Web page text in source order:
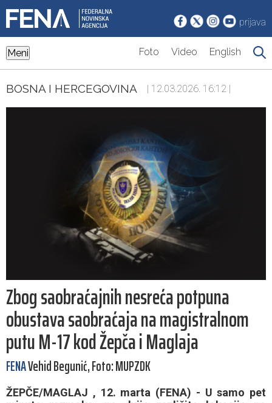
prijava
Meni Foto Video English
BOSNA I HERCEGOVINA | 12.03.2026. 16:12 |
Zbog saobraćajnih nesreća potpuna
obustava saobraćaja na magistralnom
putu M-17 kod Žepča i Maglaja
FENAVehid Begunić, Foto: MUPZDK
ŽEPČE/MAGLAJ , 12. marta (FENA) - U samo pet